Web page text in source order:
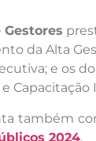
da Alta
e os
também
2024.